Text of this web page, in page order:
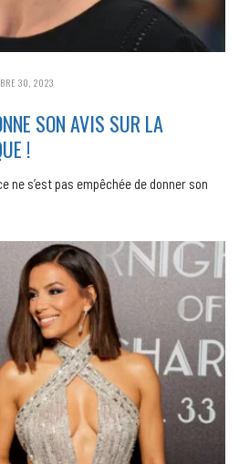
30, 2023
SON AVIS SUR LA
!
ne s’est pas empêchée de donner son